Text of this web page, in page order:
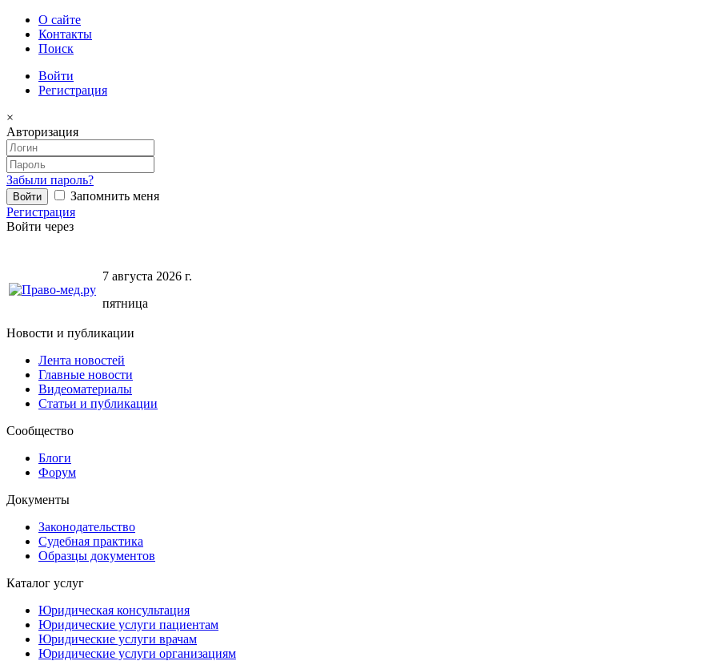
О сайте
Контакты
Поиск
Войти
Регистрация
×
Авторизация
Забыли пароль?
Запомнить меня
Регистрация
Войти через
7 августа 2026 г.
пятница
Новости и публикации
Лента новостей
Главные новости
Видеоматериалы
Статьи и публикации
Сообщество
Блоги
Форум
Документы
Законодательство
Судебная практика
Образцы документов
Каталог услуг
Юридическая консультация
Юридические услуги пациентам
Юридические услуги врачам
Юридические услуги организациям